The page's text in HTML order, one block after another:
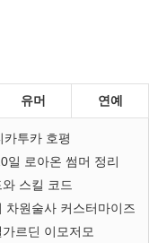
유머 연예
투카 호평
일 로아온 썸머 정리
스킬 코드
차원술사 커스터마이즈
르딘 이모저모